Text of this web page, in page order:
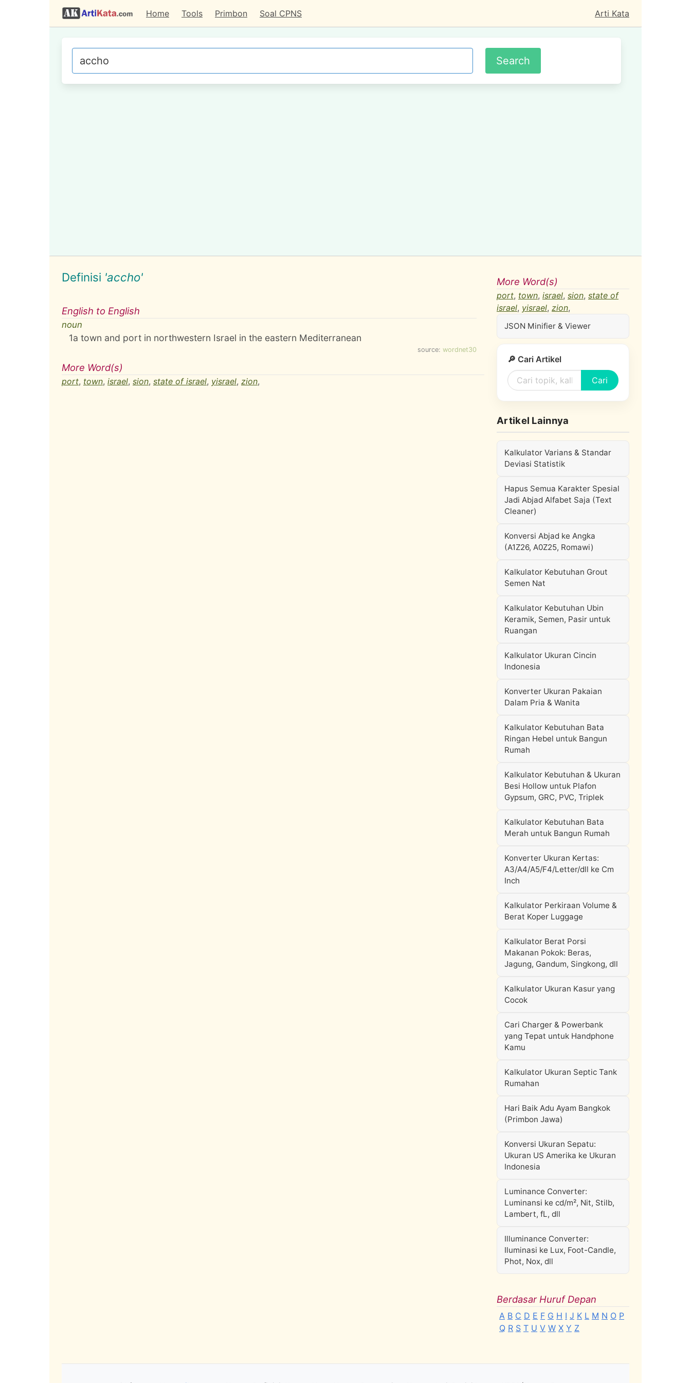
Home Tools Primbon Soal CPNS Arti Kata
Definisi 'accho'
English to English
noun
1a town and port in northwestern Israel in the eastern Mediterranean
source: wordnet30
More Word(s)
port, town, israel, sion, state of israel, yisrael, zion,
More Word(s)
port, town, israel, sion, state of
israel, yisrael, zion,
JSON Minifier & Viewer
🔎 Cari Artikel
Cari
Artikel Lainnya
Kalkulator Varians & Standar
Deviasi Statistik
Hapus Semua Karakter Spesial
Jadi Abjad Alfabet Saja (Text
Cleaner)
Konversi Abjad ke Angka
(A1Z26, A0Z25, Romawi)
Kalkulator Kebutuhan Grout
Semen Nat
Kalkulator Kebutuhan Ubin
Keramik, Semen, Pasir untuk
Ruangan
Kalkulator Ukuran Cincin
Indonesia
Konverter Ukuran Pakaian
Dalam Pria & Wanita
Kalkulator Kebutuhan Bata
Ringan Hebel untuk Bangun
Rumah
Kalkulator Kebutuhan & Ukuran
Besi Hollow untuk Plafon
Gypsum, GRC, PVC, Triplek
Kalkulator Kebutuhan Bata
Merah untuk Bangun Rumah
Konverter Ukuran Kertas:
A3/A4/A5/F4/Letter/dll ke Cm
Inch
Kalkulator Perkiraan Volume &
Berat Koper Luggage
Kalkulator Berat Porsi
Makanan Pokok: Beras,
Jagung, Gandum, Singkong, dll
Kalkulator Ukuran Kasur yang
Cocok
Cari Charger & Powerbank
yang Tepat untuk Handphone
Kamu
Kalkulator Ukuran Septic Tank
Rumahan
Hari Baik Adu Ayam Bangkok
(Primbon Jawa)
Konversi Ukuran Sepatu:
Ukuran US Amerika ke Ukuran
Indonesia
Luminance Converter:
Luminansi ke cd/m², Nit, Stilb,
Lambert, fL, dll
Illuminance Converter:
Iluminasi ke Lux, Foot-Candle,
Phot, Nox, dll
Berdasar Huruf Depan
A B C D E F G H I J K L M N O P
Q R S T U V W X Y Z